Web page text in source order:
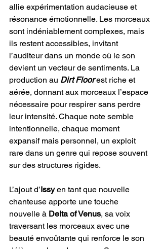
allie expérimentation audacieuse et
résonance émotionnelle. Les morceaux
sont indéniablement complexes, mais
ils restent accessibles, invitant
l’auditeur dans un monde où le son
devient un vecteur de sentiments. La
production au Dirt Floor est riche et
aérée, donnant aux morceaux l’espace
nécessaire pour respirer sans perdre
leur intensité. Chaque note semble
intentionnelle, chaque moment
expansif mais personnel, un exploit
rare dans un genre qui repose souvent
sur des structures rigides.
L’ajout d’Issy en tant que nouvelle
chanteuse apporte une touche
nouvelle à Delta of Venus, sa voix
traversant les morceaux avec une
beauté envoûtante qui renforce le son